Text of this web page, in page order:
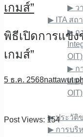
▶︎ ว
▶︎ ITA สถ
▶︎ ก
▶︎ ก
▶︎ ประวัติ
▶︎ การบริ
เกมส์”
พิธีเปิดการแข่
เกมส์”
5 ธ.ค. 2568nattawut
Post Views: 154